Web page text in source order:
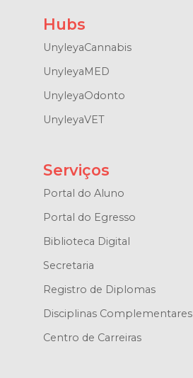
Hubs
UnyleyaCannabis
UnyleyaMED
UnyleyaOdonto
UnyleyaVET
Serviços
Portal do Aluno
Portal do Egresso
Biblioteca Digital
Secretaria
Registro de Diplomas
Disciplinas Complementares
Centro de Carreiras